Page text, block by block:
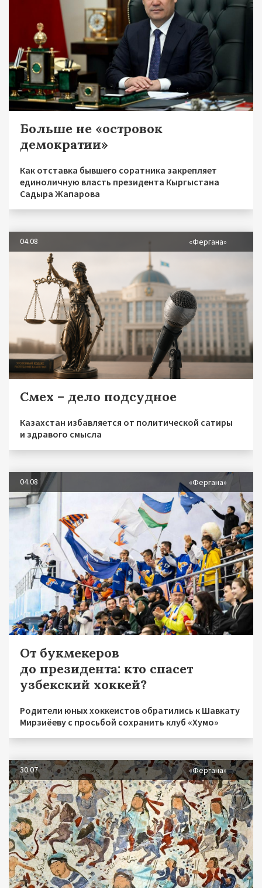
Больше не «островок
демократии»
Как отставка бывшего соратника закрепляет
единоличную власть президента Кыргыстана
Садыра Жапарова
04.08 «Фергана»
Смех – дело подсудное
Казахстан избавляется от политической сатиры
и здравого смысла
04.08 «Фергана»
От букмекеров
до президента: кто спасет
узбекский хоккей?
Родители юных хоккеистов обратились к Шавкату
Мирзиёеву с просьбой сохранить клуб «Хумо»
30.07 «Фергана»